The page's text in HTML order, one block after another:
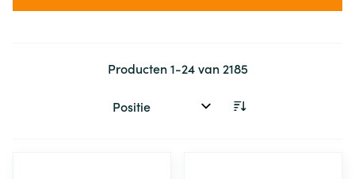
Producten1-24van 2185
Sorteer op: